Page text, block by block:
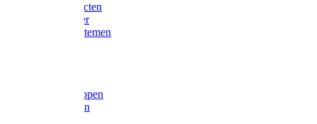
Tuin producten
Fruitplukker
Ophangsystemen
Betonschoppen
Schepbatsen